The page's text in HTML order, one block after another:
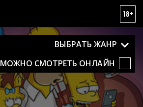
18+
ВЫБРАТЬ ЖАНР
МОЖНО СМОТРЕТЬ ОНЛАЙН